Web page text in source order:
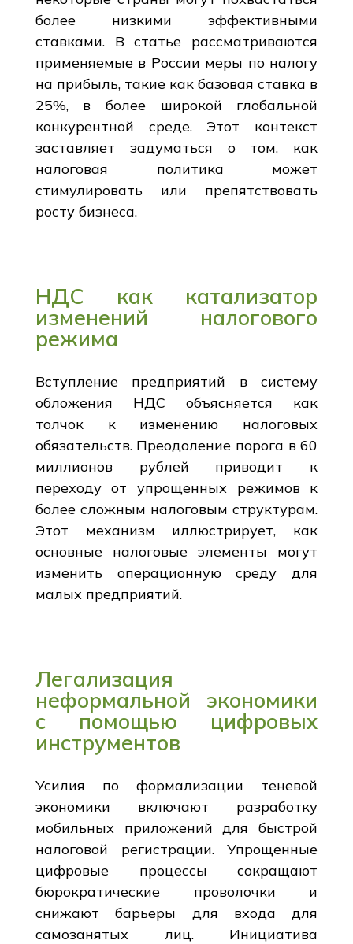
более низкими эффективными
ставками. В статье рассматриваются
применяемые в России меры по налогу
на прибыль, такие как базовая ставка в
25%, в более широкой глобальной
конкурентной среде. Этот контекст
заставляет задуматься о том, как
налоговая политика может
стимулировать или препятствовать
росту бизнеса.
НДС как катализатор
изменений налогового
режима
Вступление предприятий в систему
обложения НДС объясняется как
толчок к изменению налоговых
обязательств. Преодоление порога в 60
миллионов рублей приводит к
переходу от упрощенных режимов к
более сложным налоговым структурам.
Этот механизм иллюстрирует, как
основные налоговые элементы могут
изменить операционную среду для
малых предприятий.
Легализация
неформальной экономики
с помощью цифровых
инструментов
Усилия по формализации теневой
экономики включают разработку
мобильных приложений для быстрой
налоговой регистрации. Упрощенные
цифровые процессы сокращают
бюрократические проволочки и
снижают барьеры для входа для
самозанятых лиц. Инициатива